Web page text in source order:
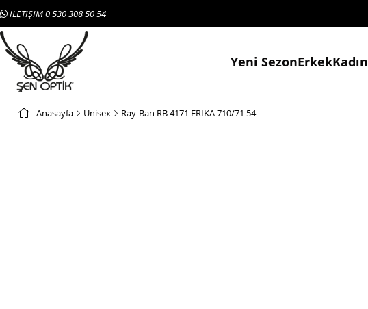
İLETİŞİM 0 530 308 50 54
Yeni SezonErkekKadın
Anasayfa Unisex Ray-Ban RB 4171 ERIKA 710/71 54